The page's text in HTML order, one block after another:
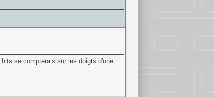
se compterais sur les doigts d'une